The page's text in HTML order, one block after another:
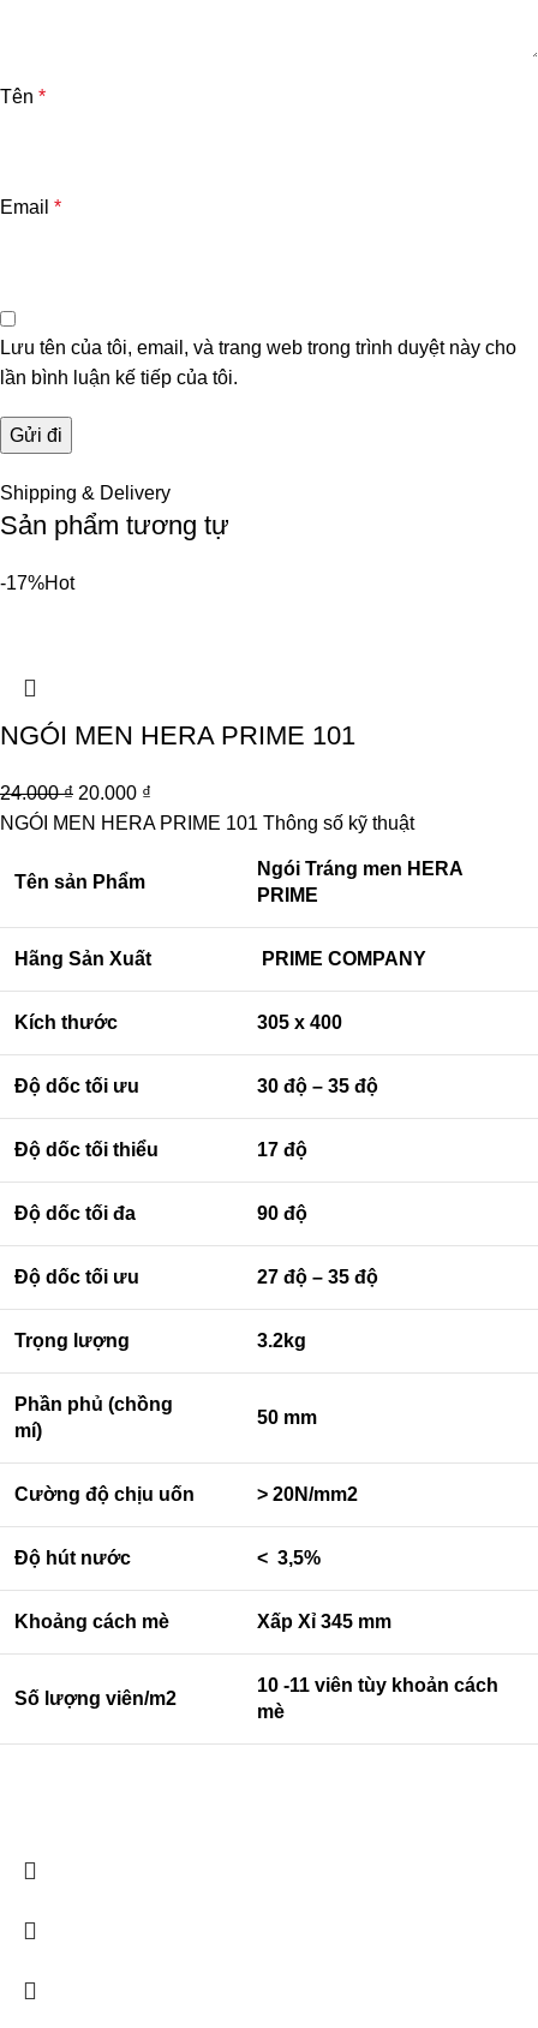
Tên *
Email *
Lưu tên của tôi, email, và trang web trong trình duyệt này cho
lần bình luận kế tiếp của tôi.
Shipping & Delivery
Sản phẩm tương tự
-17%Hot
NGÓI MEN HERA PRIME 101
24.000₫ 20.000 ₫
NGÓI MEN HERA PRIME 101 Thông số kỹ thuật
Tên sản Phẩm
Ngói Tráng men HERA
PRIME
Hãng Sản Xuất PRIME COMPANY
Kích thước 305 x 400
Độ dốc tối ưu 30 độ – 35 độ
Độ dốc tối thiểu 17 độ
Độ dốc tối đa 90 độ
Độ dốc tối ưu 27 độ – 35 độ
Trọng lượng 3.2kg
Phần phủ (chồng
mí)
50 mm
Cường độ chịu uốn > 20N/mm2
Độ hút nước < 3,5%
Khoảng cách mè Xấp Xỉ 345 mm
Số lượng viên/m2
10 -11 viên tùy khoản cách
mè